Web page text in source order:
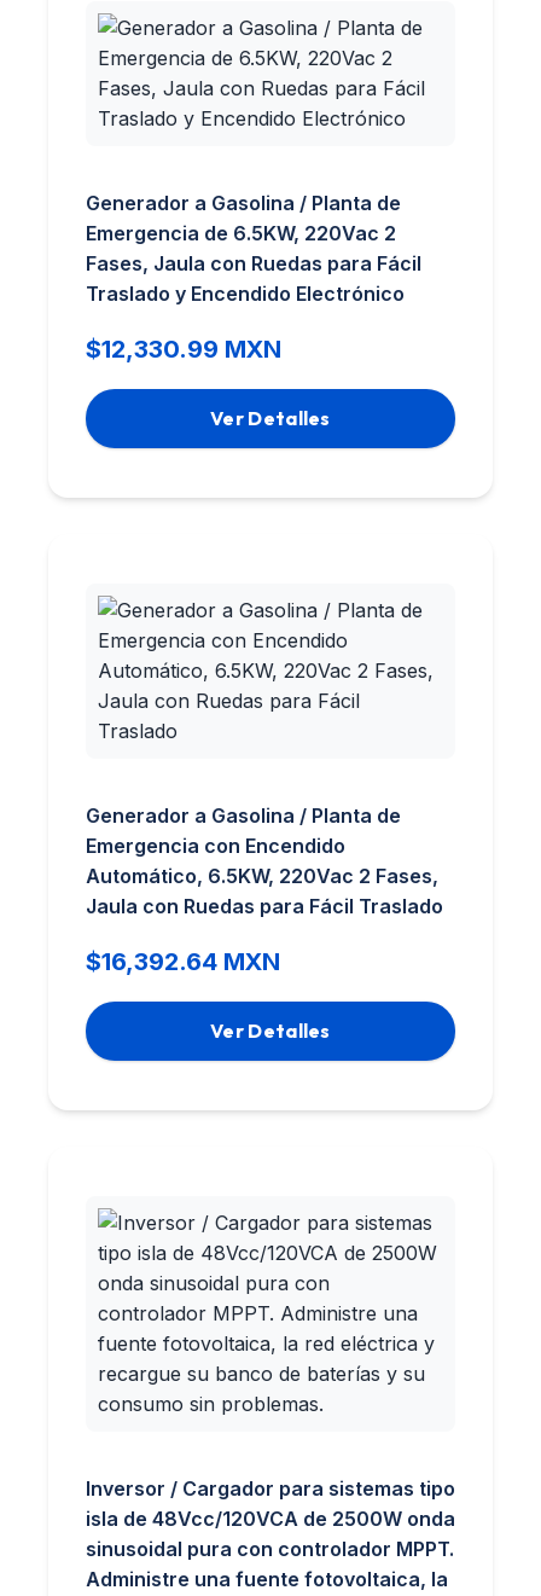
Generador a Gasolina / Planta de
Emergencia de 6.5KW, 220Vac 2
Fases, Jaula con Ruedas para Fácil
Traslado y Encendido Electrónico
$12,330.99 MXN
Ver Detalles
Generador a Gasolina / Planta de
Emergencia con Encendido
Automático, 6.5KW, 220Vac 2 Fases,
Jaula con Ruedas para Fácil Traslado
$16,392.64 MXN
Ver Detalles
Inversor / Cargador para sistemas tipo
isla de 48Vcc/120VCA de 2500W onda
sinusoidal pura con controlador MPPT.
Administre una fuente fotovoltaica, la